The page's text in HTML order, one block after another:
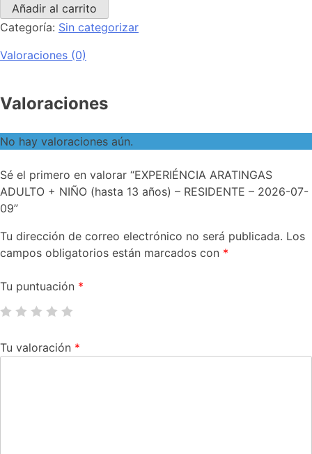
Añadir al carrito
Categoría: Sin categorizar
Valoraciones (0)
Valoraciones
No hay valoraciones aún.
Sé el primero en valorar “EXPERIÉNCIA ARATINGAS
ADULTO + NIÑO (hasta 13 años) – RESIDENTE – 2026-07-
09”
Tu dirección de correo electrónico no será publicada. Los
campos obligatorios están marcados con *
Tu puntuación *
Tu valoración *